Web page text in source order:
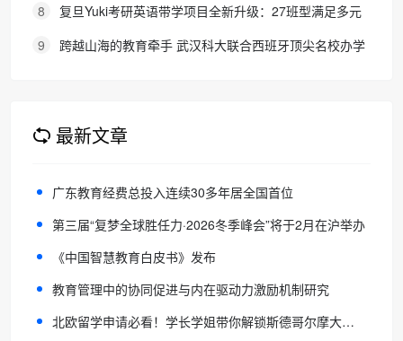
8
复旦Yuki考研英语带学项目全新升级：27班型满足多元
需求，协议保障助力考研梦想
9
跨越山海的教育牵手 武汉科大联合西班牙顶尖名校办学
最新文章
广东教育经费总投入连续30多年居全国首位
第三届“复梦全球胜任力·2026冬季峰会”将于2月在沪举办
《中国智慧教育白皮书》发布
教育管理中的协同促进与内在驱动力激励机制研究
北欧留学申请必看！学长学姐带你解锁斯德哥尔摩大学真实留学体验，助你奔赴理想学府